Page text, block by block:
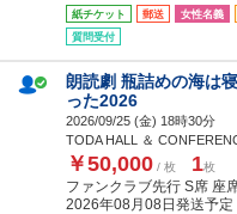
紙チケット 郵送 女性名義
質問受付
朗読劇 瓶詰めの海は
った2026
2026/09/25 (金) 18時30分
TODA HALL ＆
￥50,000 / 枚 1枚
ファンクラブ先行 S席
2026年08月08日発送予定